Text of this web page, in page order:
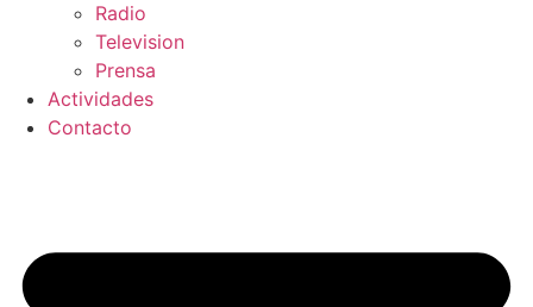
Radio
Television
Prensa
Actividades
Contacto